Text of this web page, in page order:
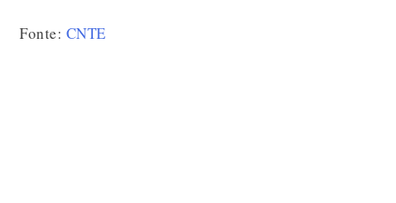
Fonte: CNTE